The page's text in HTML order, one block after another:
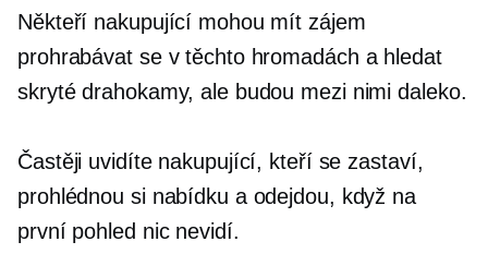
Někteří nakupující mohou mít zájem
prohrabávat se v těchto hromadách a hledat
skryté drahokamy, ale budou mezi nimi daleko.
Častěji uvidíte nakupující, kteří se zastaví,
prohlédnou si nabídku a odejdou, když na
první pohled nic nevidí.